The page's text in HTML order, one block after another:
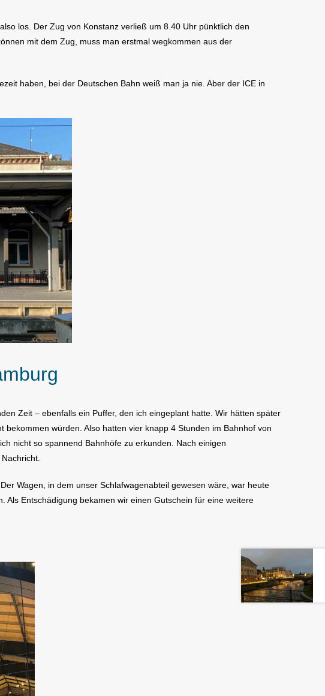
los. Der Zug von Konstanz verließ um 8.40 Uhr pünktlich den
mit dem Zug, muss man erstmal wegkommen aus der
haben, bei der Deutschen Bahn weiß man ja nie. Aber der ICE in
Zeit – ebenfalls ein Puffer, den ich eingeplant hatte. Wir hätten später
würden. Also hatten vier knapp 4 Stunden im Bahnhof von
nicht so spannend Bahnhöfe zu erkunden. Nach einigen
Wagen, in dem unser Schlafwagenabteil gewesen wäre, war heute
Entschädigung bekamen wir einen Gutschein für eine weitere